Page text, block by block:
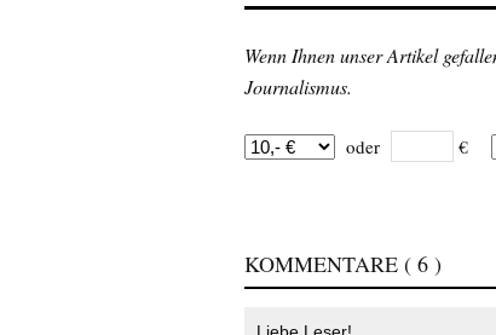
Wenn Ihnen unser Artikel
Journalismus.
oder €
KOMMENTARE ( 6 )